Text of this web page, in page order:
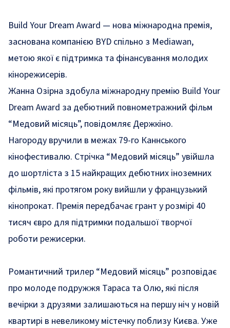
Build Your Dream Award — нова міжнародна премія,
заснована компанією BYD спільно з Mediawan,
метою якої є підтримка та фінансування молодих
кінорежисерів.
Жанна Озірна здобула міжнародну премію Build Your
Dream Award за дебютний повнометражний фільм
“Медовий місяць”, повідомляє Держкіно.
Нагороду вручили в межах 79-го Каннського
кінофестивалю. Стрічка “Медовий місяць” увійшла
до шортліста з 15 найкращих дебютних іноземних
фільмів, які протягом року вийшли у французький
кінопрокат. Премія передбачає грант у розмірі 40
тисяч євро для підтримки подальшої творчої
роботи режисерки.
Романтичний трилер “Медовий місяць” розповідає
про молоде подружжя Тараса та Олю, які після
вечірки з друзями залишаються на першу ніч у новій
квартирі в невеликому містечку поблизу Києва. Уже